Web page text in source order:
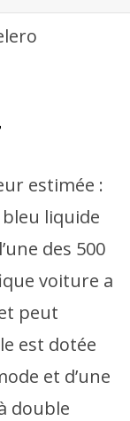
estimée :
liquide
des 500
voiture a
peut
est dotée
et d’une
double